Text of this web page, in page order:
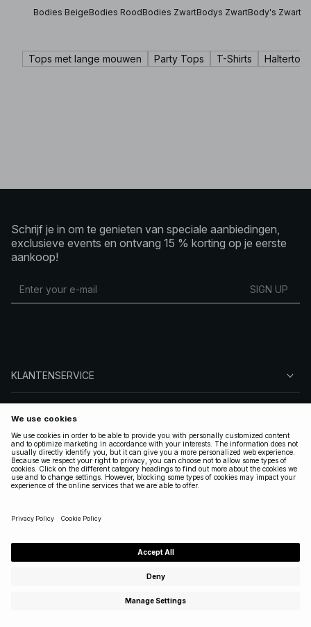
Bodies BeigeBodies RoodBodies ZwartBodys ZwartBody's Zwart
Tops met lange mouwen Party Tops T-Shirts Haltertops
Schrijf je in om te genieten van speciale aanbiedingen,
exclusieve events en ontvang 15 % korting op je eerste
aankoop!
SIGN UP
KLANTENSERVICE
VOLG ONS
LEGAAL
NEDERLANDS